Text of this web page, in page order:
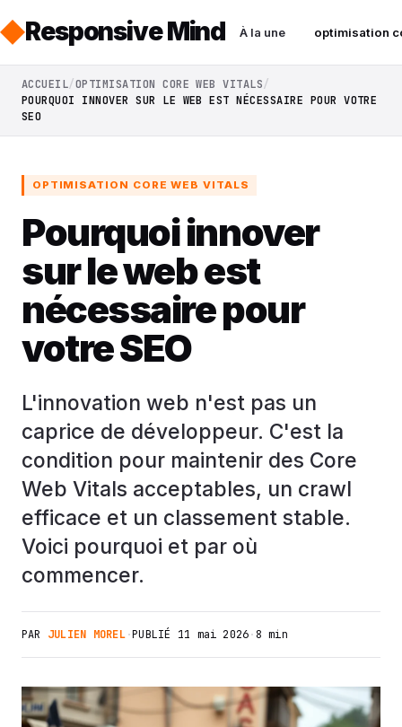
Responsive Mind À la une optimisation
ACCUEIL OPTIMISATION CORE WEB VITALS
POURQUOI INNOVER SUR LE WEB EST NÉCESSAIRE POUR VOTRE
SEO
OPTIMISATION CORE WEB VITALS
Pourquoi innover
sur le web est
nécessaire pour
votre SEO
L'innovation web n'est pas un
caprice de développeur. C'est la
condition pour maintenir des Core
Web Vitals acceptables, un crawl
efficace et un classement stable.
Voici pourquoi et par où
commencer.
PAR JULIEN MOREL·PUBLIÉ 11 mai 2026· 8 min